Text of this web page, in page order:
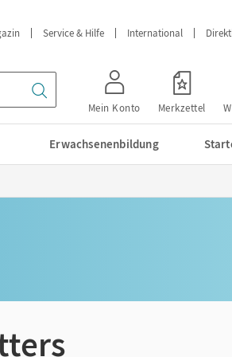
Service & Hilfe International
Mein Konto Merkzettel
Erwachsenenbildung